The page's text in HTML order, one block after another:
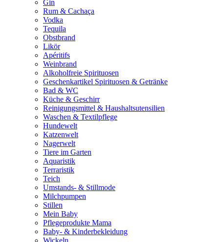
Gin
Rum & Cachaça
Vodka
Tequila
Obstbrand
Likör
Apéritifs
Weinbrand
Alkoholfreie Spirituosen
Geschenkartikel Spirituosen & Getränke
Bad & WC
Küche & Geschirr
Reinigungsmittel & Haushaltsutensilien
Waschen & Textilpflege
Hundewelt
Katzenwelt
Nagerwelt
Tiere im Garten
Aquaristik
Terraristik
Teich
Umstands- & Stillmode
Milchpumpen
Stillen
Mein Baby
Pflegeprodukte Mama
Baby- & Kinderbekleidung
Wickeln